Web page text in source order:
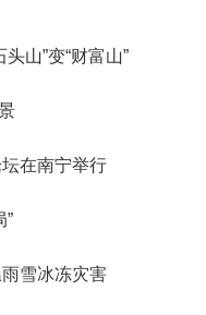
山”变“财富山”
在南宁举行
”
雪冰冻灾害